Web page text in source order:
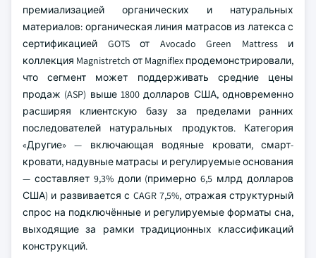
премиализацией органических и натуральных
материалов: органическая линия матрасов из латекса с
сертификацией GOTS от Avocado Green Mattress и
коллекция Magnistretch от Magniflex продемонстрировали,
что сегмент может поддерживать средние цены
продаж (ASP) выше 1800 долларов США, одновременно
расширяя клиентскую базу за пределами ранних
последователей натуральных продуктов. Категория
«Другие» — включающая водяные кровати, смарт-
кровати, надувные матрасы и регулируемые основания
— составляет 9,3% доли (примерно 6,5 млрд долларов
США) и развивается с CAGR 7,5%, отражая структурный
спрос на подключённые и регулируемые форматы сна,
выходящие за рамки традиционных классификаций
конструкций.